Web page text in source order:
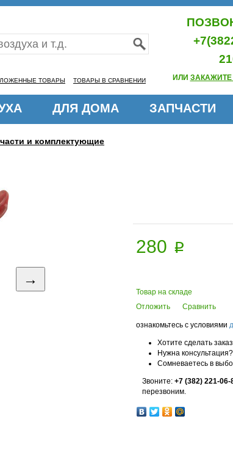
ТОВАРЫ ТОВАРЫ В СРАВНЕНИИ ИЛИ
ДЛЯ ДОМА ЗАПЧАСТИ
и комплектующие
→
280 p
Товар на складе
Отложить
Сравнить
ознакомьтесь с условиями
Хотите сделать
Нужна консультация?
Сомневаетесь в
Звоните: +7 (382) 221-06-
перезвоним.